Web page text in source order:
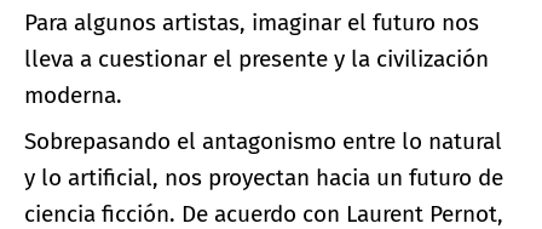
Para algunos artistas, imaginar el futuro nos
lleva a cuestionar el presente y la civilización
moderna.
Sobrepasando el antagonismo entre lo natural
y lo artificial, nos proyectan hacia un futuro de
ciencia ficción. De acuerdo con Laurent Pernot,